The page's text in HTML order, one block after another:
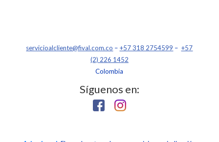
servicioalcliente@fival.com.co – +57 318 2754599 – +57
(2) 226 1452
Colombia
Síguenos en: